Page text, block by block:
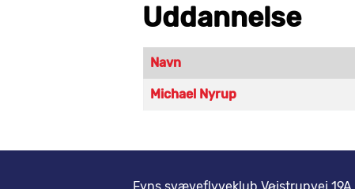
Uddannelse
Kontakter,
Navn
Michael Nyrup